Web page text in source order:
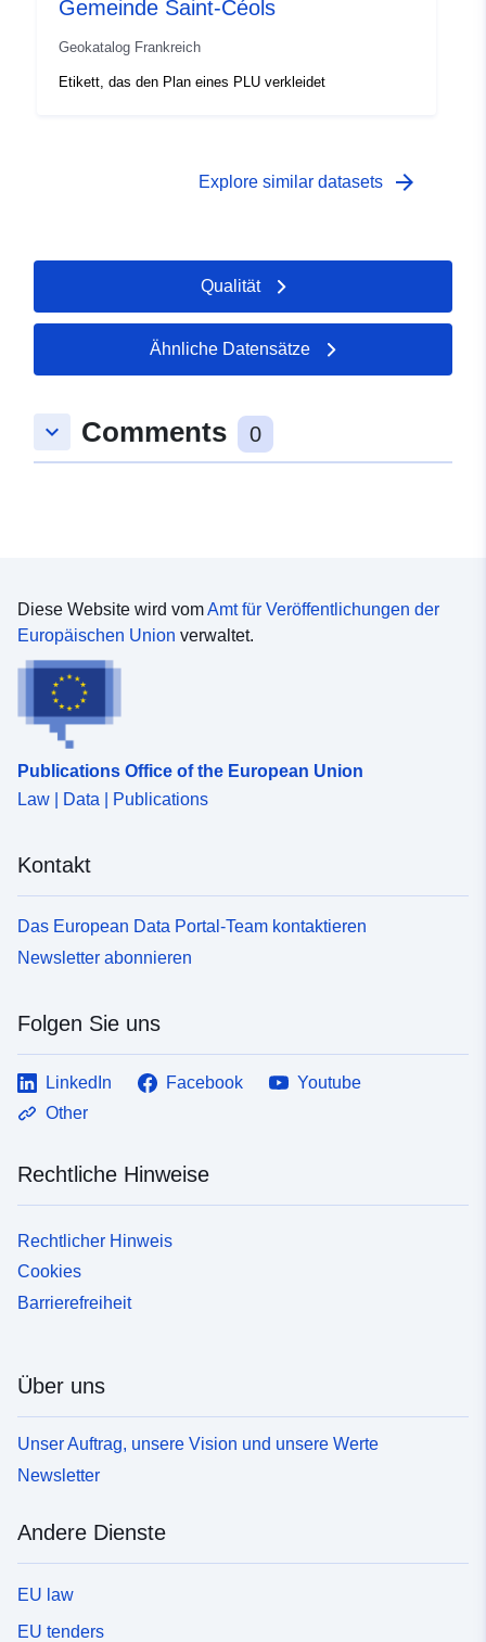
Gemeinde Saint-Céols
Geokatalog Frankreich
Etikett, das den Plan eines PLU verkleidet
Explore similar datasets arrow_forward
Qualität
Ähnliche Datensätze
keyboard_arrow_down Comments 0
Diese Website wird vomAmt für Veröffentlichungen der
Europäischen Union verwaltet.
Publications Office of the European Union
Law | Data | Publications
Kontakt
Das European Data Portal-Team kontaktieren
Newsletter abonnieren
Folgen Sie uns
LinkedIn Facebook
Youtube
Other
Rechtliche Hinweise
Rechtlicher Hinweis
Cookies
Barrierefreiheit
Über uns
Unser Auftrag, unsere Vision und unsere Werte
Newsletter
Andere Dienste
EU law
EU tenders